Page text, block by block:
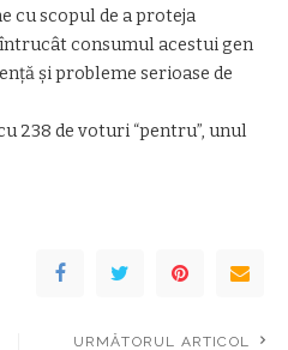
cu scopul de a proteja
consumul acestui gen
și probleme serioase de
238 de voturi “pentru”, unul
URMĂTORUL ARTICOL